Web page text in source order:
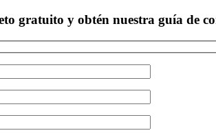
gratuito y obtén nuestra guía de